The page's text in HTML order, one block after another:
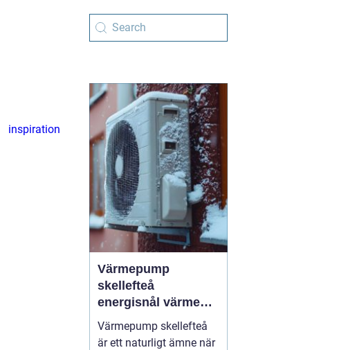
inspiration
Värmepump
skellefteå
energisnål värme
för kallt klimat
Värmepump skellefteå
är ett naturligt ämne när